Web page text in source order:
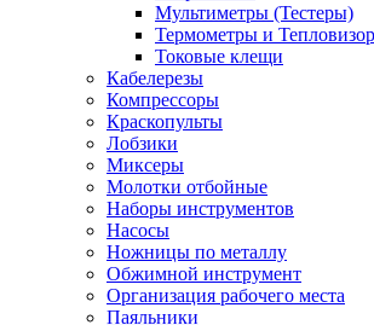
Мультиметры (Тестеры)
Термометры и
Токовые клещи
Кабелерезы
Компрессоры
Краскопульты
Лобзики
Миксеры
Молотки отбойные
Наборы инструментов
Насосы
Ножницы по металлу
Обжимной инструмент
Организация рабочего места
Паяльники